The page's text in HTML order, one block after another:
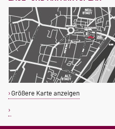
Größere Karte anzeigen